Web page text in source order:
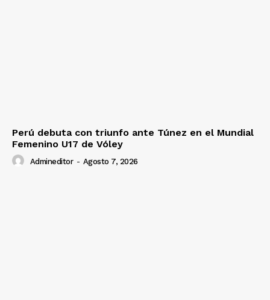
Perú debuta con triunfo ante Túnez en el Mundial
Femenino U17 de Vóley
Admineditor - Agosto 7, 2026